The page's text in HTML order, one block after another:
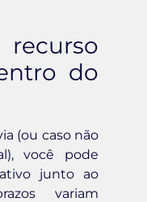
recurso
do
(ou caso não
você pode
junto ao
variam